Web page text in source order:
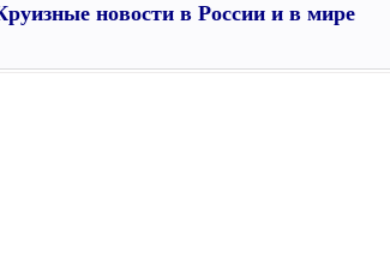
новости в России и в мире